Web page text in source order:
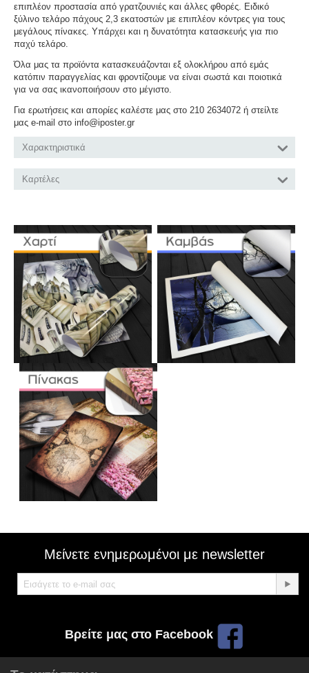
επιπλέον προστασία από γρατζουνιές και άλλες φθορές. Ειδικό
ξύλινο τελάρο πάχους 2,3 εκατοστών με επιπλέον κόντρες για τους
μεγάλους πίνακες. Υπάρχει και η δυνατότητα κατασκευής για πιο
παχύ τελάρο.
Όλα μας τα προϊόντα κατασκευάζονται εξ ολοκλήρου από εμάς
κατόπιν παραγγελίας και φροντίζουμε να είναι σωστά και ποιοτικά
για να σας ικανοποιήσουν στο μέγιστο.
Για ερωτήσεις και απορίες καλέστε μας στο 210 2634072 ή στείλτε
μας e-mail στο info@iposter.gr
Χαρακτηριστικά
Καρτέλες
Μείνετε ενημερωμένοι με newsletter
Βρείτε μας στο Facebook